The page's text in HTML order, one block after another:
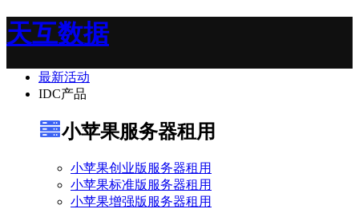
天互数据
最新活动
IDC产品
小苹果服务器租用
小苹果创业版服务器租用
小苹果标准版服务器租用
小苹果增强版服务器租用